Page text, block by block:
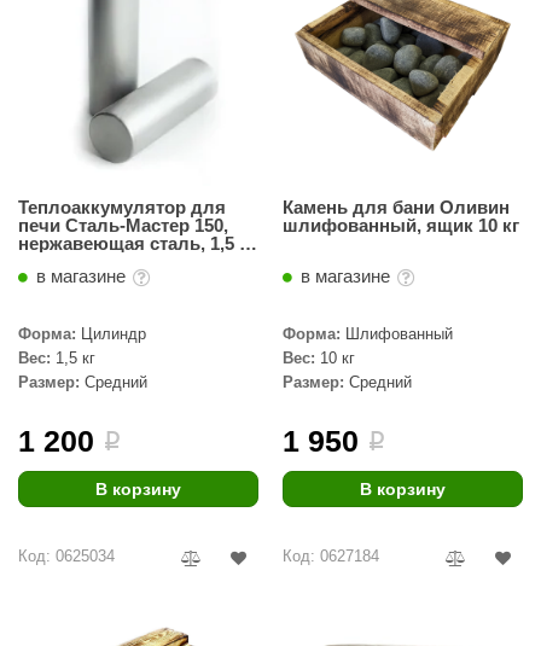
Теплоаккумулятор для
печи Сталь-Мастер 150,
нержавеющая сталь, 1,5 кг.
в магазине
Форма: Цилиндр
Вес: 1,5 кг
Размер: Средний
1 200 i
В корзину
Камень для бани Оливин
шлифованный, ящик 10 кг
в магазине
Форма: Шлифованный
Вес: 10 кг
Размер: Средний
1 950 i
В корзину
Код: 0625034 Код: 0627184